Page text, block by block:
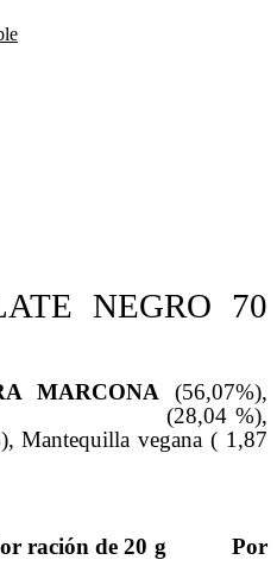
NEGRO 70
MARCONA(56,07%),
(28,04 %),
Mantequilla vegana ( 1,87
ración de 20 g
Por